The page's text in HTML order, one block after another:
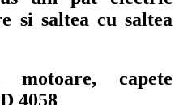
din pat electric
si saltea cu saltea
capete